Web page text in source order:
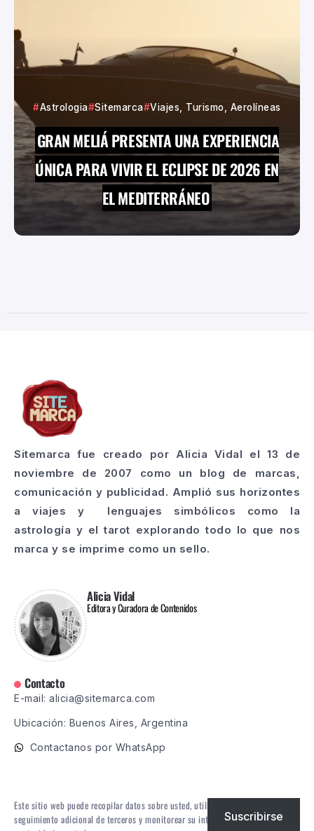
Astrologia Sitemarca Viajes, Turismo, Aerolíneas
GRAN MELIÁ PRESENTA UNA EXPERIENCIA
ÚNICA PARA VIVIR EL ECLIPSE DE 2026 EN
EL MEDITERRÁNEO
Sitemarca fue creado por Alicia Vidal el 13 de
noviembre de 2007 como un blog de marcas,
comunicación y publicidad. Amplió sus horizontes
a viajes y lenguajes simbólicos como la
astrología y el tarot explorando todo lo que nos
marca y se imprime como un sello.
Alicia Vidal
Editora y Curadora de Contenidos
Contacto
E-mail: alicia@sitemarca.com
Ubicación: Buenos Aires, Argentina
Contactanos por WhatsApp
Este sitio web puede recopilar datos sobre usted, utilizar cookies, integrar
seguimiento adicional de terceros y monitorear su interacción con ese
Suscribirse